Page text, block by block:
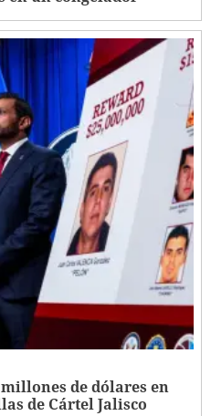
millones de dólares en
de Cártel Jalisco